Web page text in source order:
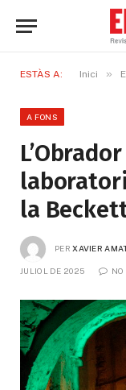
ESTÀS A: Inici »
A FONS
la
PER XAVIER
JULIOL DE 2025 NO